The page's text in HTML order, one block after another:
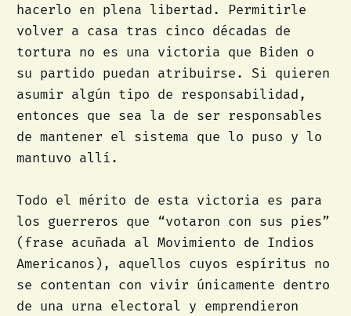
hacerlo en plena libertad. Permitirle
volver a casa tras cinco décadas de
tortura no es una victoria que Biden o
su partido puedan atribuirse. Si quieren
asumir algún tipo de responsabilidad,
entonces que sea la de ser responsables
de mantener el sistema que lo puso y lo
mantuvo allí.
Todo el mérito de esta victoria es para
los guerreros que “votaron con sus pies”
(frase acuñada al Movimiento de Indios
Americanos), aquellos cuyos espíritus no
se contentan con vivir únicamente dentro
de una urna electoral y emprendieron